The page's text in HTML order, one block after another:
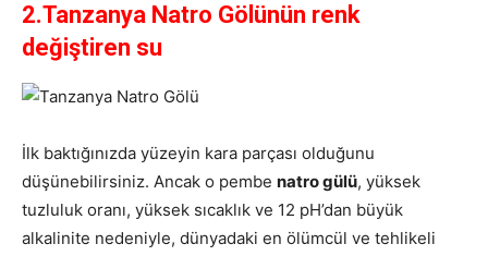
2.Tanzanya Natro Gölünün renk
değiştiren su
İlk baktığınızda yüzeyin kara parçası olduğunu
düşünebilirsiniz. Ancak o pembe natro gülü, yüksek
tuzluluk oranı, yüksek sıcaklık ve 12 pH’dan büyük
alkalinite nedeniyle, dünyadaki en ölümcül ve tehlikeli